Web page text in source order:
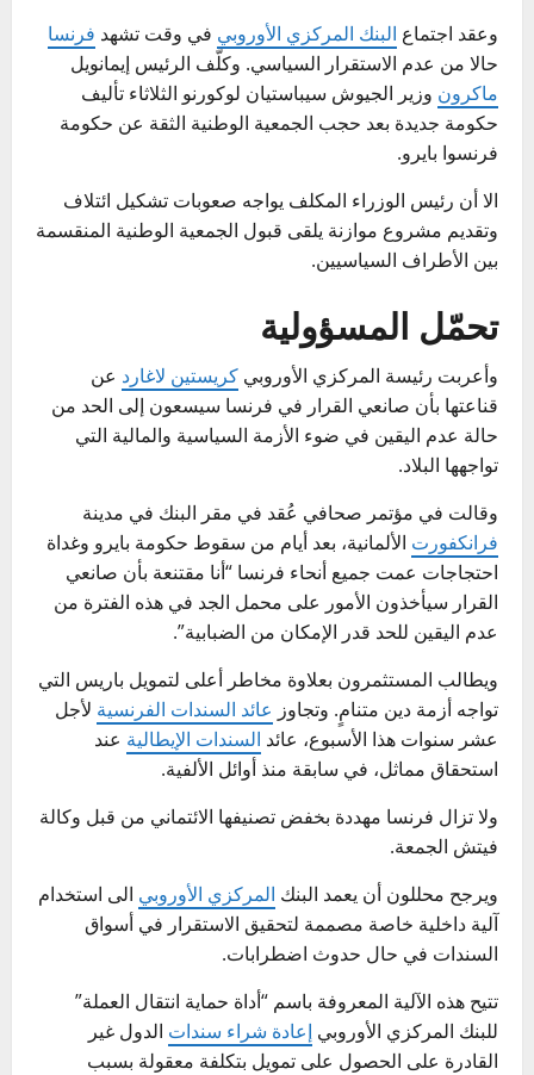
وعقد اجتماع البنك المركزي الأوروبي في وقت تشهد فرنسا
حالا من عدم الاستقرار السياسي. وكلّف الرئيس إيمانويل
ماكرون وزير الجيوش سيباستيان لوكورنو الثلاثاء تأليف
حكومة جديدة بعد حجب الجمعية الوطنية الثقة عن حكومة
فرنسوا بايرو.
الا أن رئيس الوزراء المكلف يواجه صعوبات تشكيل ائتلاف
وتقديم مشروع موازنة يلقى قبول الجمعية الوطنية المنقسمة
بين الأطراف السياسيين.
تحمّل المسؤولية
وأعربت رئيسة المركزي الأوروبي كريستين لاغارد عن
قناعتها بأن صانعي القرار في فرنسا سيسعون إلى الحد من
حالة عدم اليقين في ضوء الأزمة السياسية والمالية التي
تواجهها البلاد.
وقالت في مؤتمر صحافي عُقد في مقر البنك في مدينة
فرانكفورت الألمانية، بعد أيام من سقوط حكومة بايرو وغداة
احتجاجات عمت جميع أنحاء فرنسا “أنا مقتنعة بأن صانعي
القرار سيأخذون الأمور على محمل الجد في هذه الفترة من
عدم اليقين للحد قدر الإمكان من الضبابية”.
ويطالب المستثمرون بعلاوة مخاطر أعلى لتمويل باريس التي
تواجه أزمة دين متنامٍ. وتجاوز عائد السندات الفرنسية لأجل
عشر سنوات هذا الأسبوع، عائد السندات الإيطالية عند
استحقاق مماثل، في سابقة منذ أوائل الألفية.
ولا تزال فرنسا مهددة بخفض تصنيفها الائتماني من قبل وكالة
فيتش الجمعة.
ويرجح محللون أن يعمد البنك المركزي الأوروبي الى استخدام
آلية داخلية خاصة مصممة لتحقيق الاستقرار في أسواق
السندات في حال حدوث اضطرابات.
تتيح هذه الآلية المعروفة باسم “أداة حماية انتقال العملة”
للبنك المركزي الأوروبي إعادة شراء سندات الدول غير
القادرة على الحصول على تمويل بتكلفة معقولة بسبب